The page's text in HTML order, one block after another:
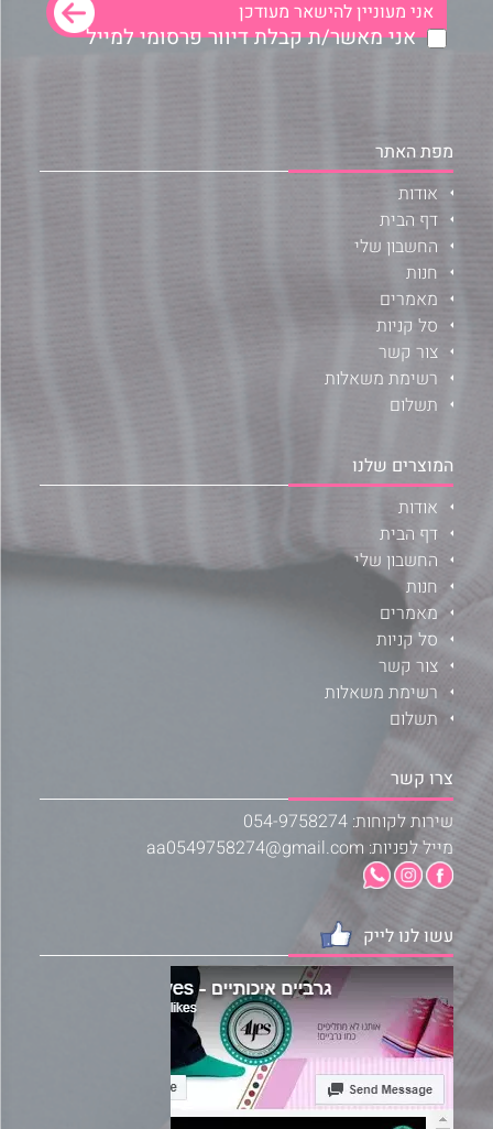
אני מאשר/ת קבלת דיוור פרסומי למייל
מפת האתר
אודות
דף הבית
החשבון שלי
חנות
מאמרים
סל קניות
צור קשר
רשימת משאלות
תשלום
המוצרים שלנו
אודות
דף הבית
החשבון שלי
חנות
מאמרים
סל קניות
צור קשר
רשימת משאלות
תשלום
צרו קשר
שירות לקוחות: 054-9758274
מייל לפניות: aa0549758274@gmail.com
עשו לנו לייק